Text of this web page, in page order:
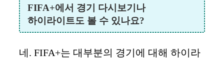
FIFA+에서 경기 다시보기나
하이라이트도 볼 수 있나요?
네. FIFA+는 대부분의 경기에 대해 하이라